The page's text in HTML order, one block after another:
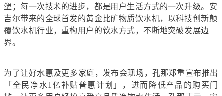
塑；每一次技术的进步，都是用户生活方式的一次升级。安
吉尔带来的全球首发的黄金比矿物质饮水机， 以科技创新颠
覆饮水机行业，重构用户的饮水方式， 不断地突破发展边
界。
为了让好水惠及更多家庭，发布会现场，孔那郑重宣布推出
「全民净水1亿补贴普惠计划」，进而降低产品的购买门